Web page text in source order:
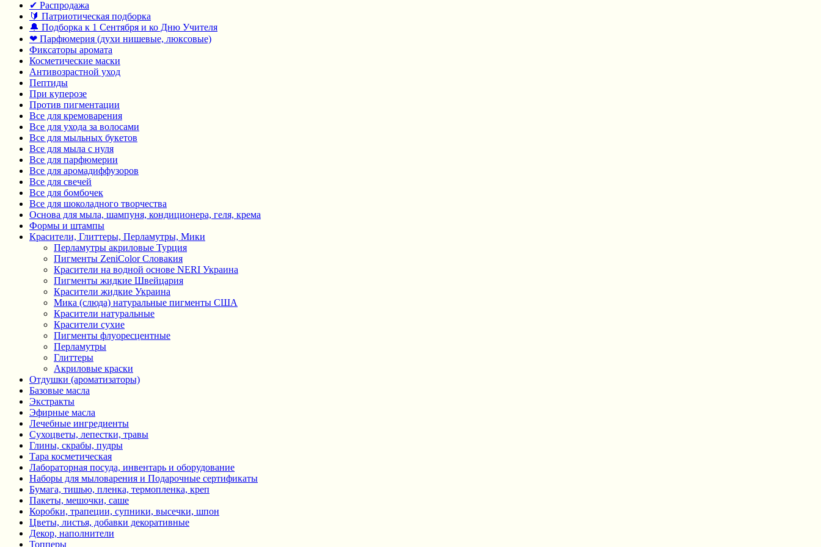
✔ Распродажа
🔰 Патриотическая подборка
🔔 Подборка к 1 Сентября и ко Дню Учителя
❤ Парфюмерия (духи нишевые, люксовые)
Фиксаторы аромата
Косметические маски
Антивозрастной уход
Пептиды
При куперозе
Против пигментации
Все для кремоварения
Все для ухода за волосами
Все для мыльных букетов
Все для мыла с нуля
Все для парфюмерии
Все для аромадиффузоров
Все для свечей
Все для бомбочек
Все для шоколадного творчества
Основа для мыла, шампуня, кондиционера, геля, крема
Формы и штампы
Красители, Глиттеры, Перламутры, Мики
Перламутры акриловые Турция
Пигменты ZeniColor Словакия
Красители на водной основе NERI Украина
Пигменты жидкие Швейцария
Красители жидкие Украина
Мика (слюда) натуральные пигменты США
Красители натуральные
Красители сухие
Пигменты флуоресцентные
Перламутры
Глиттеры
Акриловые краски
Отдушки (ароматизаторы)
Базовые масла
Экстракты
Эфирные масла
Лечебные ингредиенты
Сухоцветы, лепестки, травы
Глины, скрабы, пудры
Тара косметическая
Лабораторная посуда, инвентарь и оборудование
Наборы для мыловарения и Подарочные сертификаты
Бумага, тишью, пленка, термопленка, креп
Пакеты, мешочки, саше
Коробки, трапеции, супники, высечки, шпон
Цветы, листья, добавки декоративные
Декор, наполнители
Топперы